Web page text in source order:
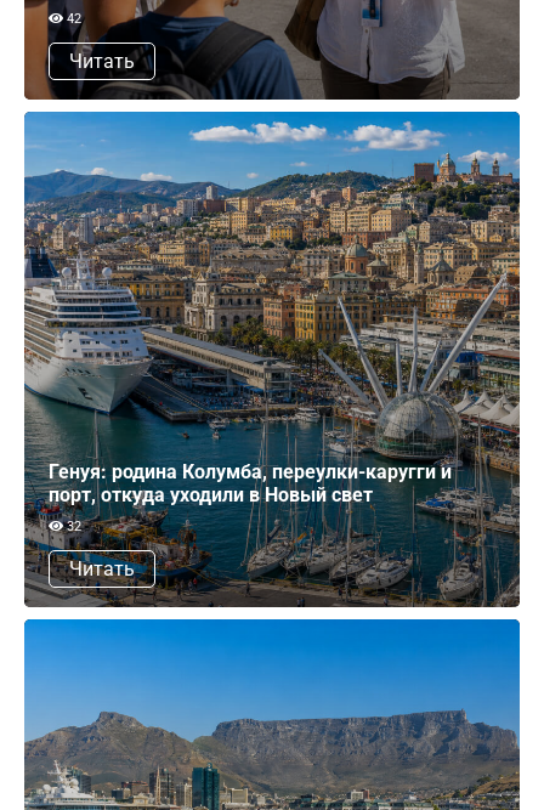
42
Читать
Генуя: родина Колумба, переулки-каругги и
порт, откуда уходили в Новый свет
32
Читать